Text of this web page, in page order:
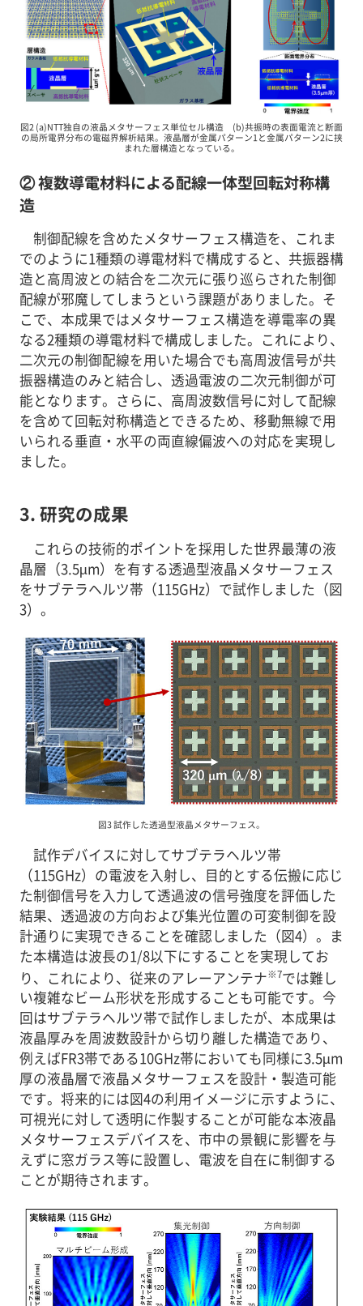
図2 (a)NTT独自の液晶メタサーフェス単位セル構造 (b)共振時の表面電流と断面
の局所電界分布の電磁界解析結果。液晶層が金属パターン1と金属パターン2に挟
まれた層構造となっている。
② 複数導電材料による配線一体型回転対称構
造
制御配線を含めたメタサーフェス構造を、これま
でのように1種類の導電材料で構成すると、共振器構
造と高周波との結合を二次元に張り巡らされた制御
配線が邪魔してしまうという課題がありました。そ
こで、本成果ではメタサーフェス構造を導電率の異
なる2種類の導電材料で構成しました。これにより、
二次元の制御配線を用いた場合でも高周波信号が共
振器構造のみと結合し、透過電波の二次元制御が可
能となります。さらに、高周波数信号に対して配線
を含めて回転対称構造とできるため、移動無線で用
いられる垂直・水平の両直線偏波への対応を実現し
ました。
3. 研究の成果
これらの技術的ポイントを採用した世界最薄の液
晶層（3.5µm）を有する透過型液晶メタサーフェス
をサブテラヘルツ帯（115GHz）で試作しました（図
3）。
図3 試作した透過型液晶メタサーフェス。
試作デバイスに対してサブテラヘルツ帯
（115GHz）の電波を入射し、目的とする伝搬に応じ
た制御信号を入力して透過波の信号強度を評価した
結果、透過波の方向および集光位置の可変制御を設
計通りに実現できることを確認しました（図4）。ま
た本構造は波長の1/8以下にすることを実現してお
り、これにより、従来のアレーアンテナ※7では難し
い複雑なビーム形状を形成することも可能です。今
回はサブテラヘルツ帯で試作しましたが、本成果は
液晶厚みを周波数設計から切り離した構造であり、
例えばFR3帯である10GHz帯においても同様に3.5µm
厚の液晶層で液晶メタサーフェスを設計・製造可能
です。将来的には図4の利用イメージに示すように、
可視光に対して透明に作製することが可能な本液晶
メタサーフェスデバイスを、市中の景観に影響を与
えずに窓ガラス等に設置し、電波を自在に制御する
ことが期待されます。